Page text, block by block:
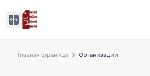
Главная страница Организации